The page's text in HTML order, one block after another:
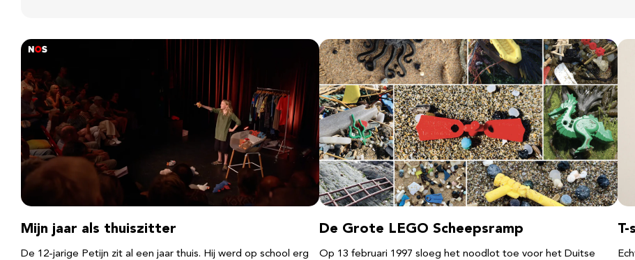
Mijn jaar als thuiszitter
De 12-jarige Petijn zit al een jaar thuis. Hij werd op school erg
De Grote LEGO Scheepsramp
Op 13 februari 1997 sloeg het noodlot toe voor het Duitse